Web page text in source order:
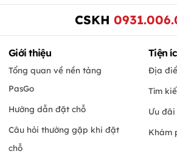
CSKH
Giới thiệu
Tổng quan về nền tảng
PasGo
Hướng dẫn đặt chỗ
Câu hỏi thường gặp khi đặt
chỗ
Tiện
Địa
Tìm
Ưu
Khám